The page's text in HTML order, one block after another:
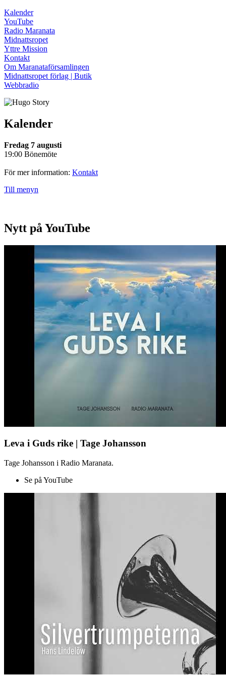
Kalender
YouTube
Radio Maranata
Midnattsropet
Yttre Mission
Kontakt
Om Maranataförsamlingen
Midnattsropet förlag | Butik
Webbradio
Kalender
Fredag 7 augusti
19:00 Bönemöte
För mer information: Kontakt
Till menyn
Nytt på YouTube
Leva i Guds rike | Tage Johansson
Tage Johansson i Radio Maranata.
Se på YouTube